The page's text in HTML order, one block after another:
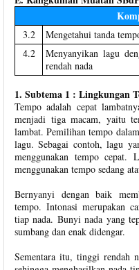
3.2
Mengetahui tanda
4.2
Menyanyikan lagu
rendah nada
1. Subtema 1 : Lingkungan
Tempo adalah cepat
menjadi tiga macam, yaitu
lambat. Pemilihan tempo
lagu. Sebagai contoh, lagu
menggunakan tempo cepat.
menggunakan tempo sedang
Bernyanyi dengan baik
tempo. Intonasi merupakan
tiap nada. Bunyi nada yang
sumbang dan enak didengar.
Sementara itu, tinggi rendah